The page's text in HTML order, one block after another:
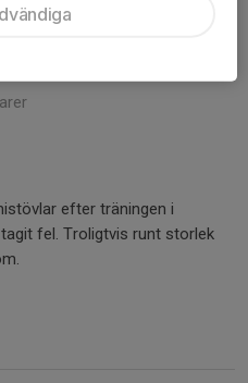
efter träningen i
fel. Troligtvis runt storlek